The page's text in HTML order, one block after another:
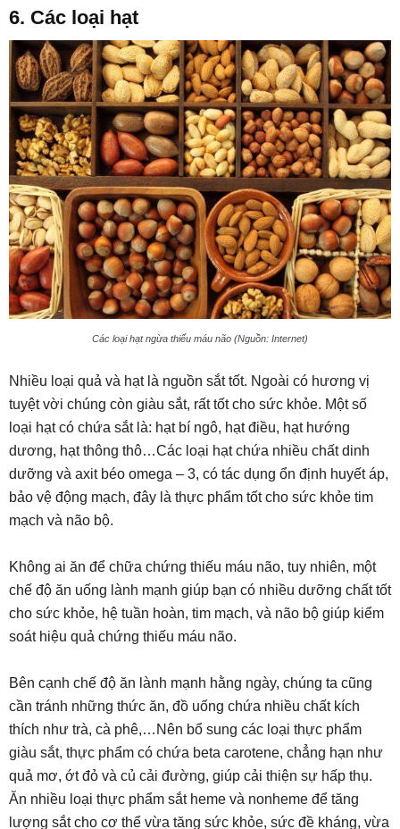
6. Các loại hạt
Các loại hạt ngừa thiếu máu não (Nguồn: Internet)
Nhiều loại quả và hạt là nguồn sắt tốt. Ngoài có hương vị
tuyệt vời chúng còn giàu sắt, rất tốt cho sức khỏe. Một số
loại hạt có chứa sắt là: hạt bí ngô, hạt điều, hạt hướng
dương, hạt thông thô…Các loại hạt chứa nhiều chất dinh
dưỡng và axit béo omega – 3, có tác dụng ổn định huyết áp,
bảo vệ động mạch, đây là thực phẩm tốt cho sức khỏe tim
mạch và não bộ.
Không ai ăn để chữa chứng thiếu máu não, tuy nhiên, một
chế độ ăn uống lành mạnh giúp bạn có nhiều dưỡng chất tốt
cho sức khỏe, hệ tuần hoàn, tim mạch, và não bộ giúp kiểm
soát hiệu quả chứng thiếu máu não.
Bên cạnh chế độ ăn lành mạnh hằng ngày, chúng ta cũng
cần tránh những thức ăn, đồ uống chứa nhiều chất kích
thích như trà, cà phê,…Nên bổ sung các loại thực phẩm
giàu sắt, thực phẩm có chứa beta carotene, chẳng hạn như
quả mơ, ớt đỏ và củ cải đường, giúp cải thiện sự hấp thụ.
Ăn nhiều loại thực phẩm sắt heme và nonheme để tăng
lượng sắt cho cơ thể vừa tăng sức khỏe, sức đề kháng, vừa